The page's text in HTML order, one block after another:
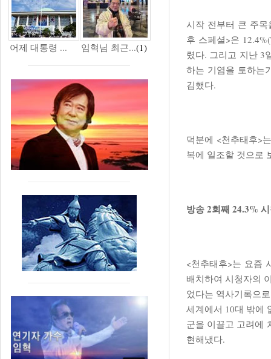
어제 대통령 ... 임혁님 최근...(1)
시작 전부터 큰 주
후 스페셜>은
렸다. 그리고 지난 3
하는 기염을 토하는
김했다.
덕분에 <천추태후>
복에 일조할 것으로
방송 2회째 24.3%
<천추태후>는 요즘
배치하여 시청자의
었다는 역사기록으
세계에서 10대 밖에
군을 이끌고 고려에
현해냈다.